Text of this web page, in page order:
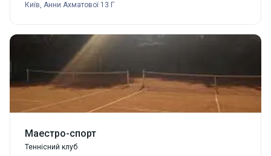
Київ, Анни Ахматової 13 Г
Маестро-спорт
Теннісний клуб